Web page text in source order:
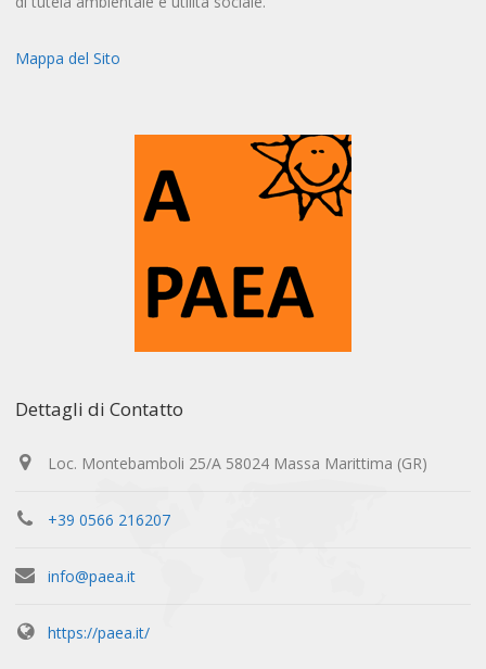
Mappa del Sito
Dettagli di Contatto
Loc. Montebamboli 25/A 58024 Massa Marittima (GR)
+39 0566 216207
info@paea.it
https://paea.it/